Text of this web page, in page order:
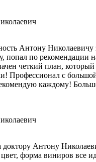
Антону Николаевичу
попал по рекомендации
четкий план,
Профессионал с
каждому!
доктору Антону
форма виниров все